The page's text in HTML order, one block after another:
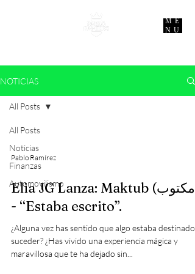
ME
NU
NOTICIAS
All Posts
Noticias
Finanzas
Automovilismo
All Posts
Pablo Ramírez
Elia JG Lanza: Maktub (مكتوب)
- “Estaba escrito”.
¿Alguna vez has sentido que algo estaba destinado
suceder? ¿Has vivido una experiencia mágica y
maravillosa que te ha dejado sin...